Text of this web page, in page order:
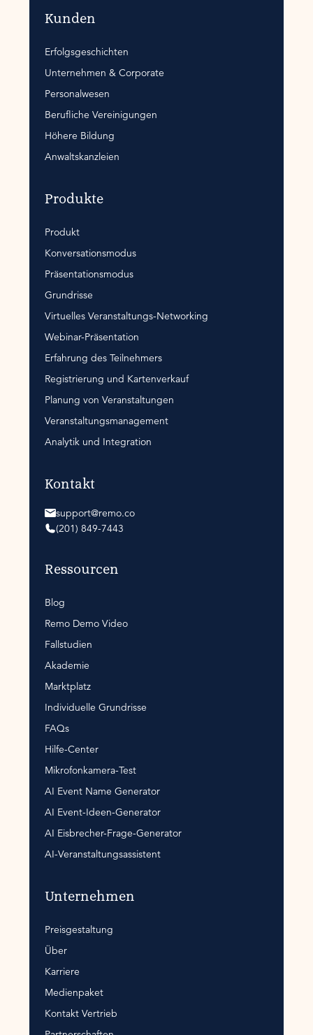
Kunden
Erfolgsgeschichten
Unternehmen & Corporate
Personalwesen
Berufliche Vereinigungen
Höhere Bildung
Anwaltskanzleien
Produkte
Produkt
Konversationsmodus
Präsentationsmodus
Grundrisse
Virtuelles Veranstaltungs-Networking
Webinar-Präsentation
Erfahrung des Teilnehmers
Registrierung und Kartenverkauf
Planung von Veranstaltungen
Veranstaltungsmanagement
Analytik und Integration
Kontakt
support@remo.co
(201) 849-7443
Ressourcen
Blog
Remo Demo Video
Fallstudien
Akademie
Marktplatz
Individuelle Grundrisse
FAQs
Hilfe-Center
Mikrofonkamera-Test
AI Event Name Generator
AI Event-Ideen-Generator
AI Eisbrecher-Frage-Generator
AI-Veranstaltungsassistent
Unternehmen
Preisgestaltung
Über
Karriere
Medienpaket
Kontakt Vertrieb